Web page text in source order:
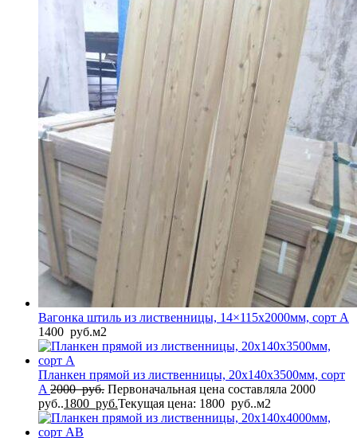
Вагонка штиль из лиственницы, 14×115x2000мм, сорт A
1400 руб.м2
Планкен прямой из лиственницы, 20x140x3500мм, сорт
A 2000руб. Первоначальная цена составляла 2000
руб..1800 руб.Текущая цена: 1800 руб..м2